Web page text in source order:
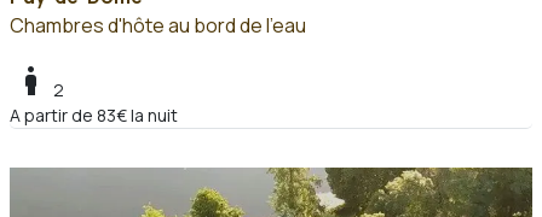
Chambres d'hôte au bord de l'eau
boy
2
A partir de 83€ la nuit